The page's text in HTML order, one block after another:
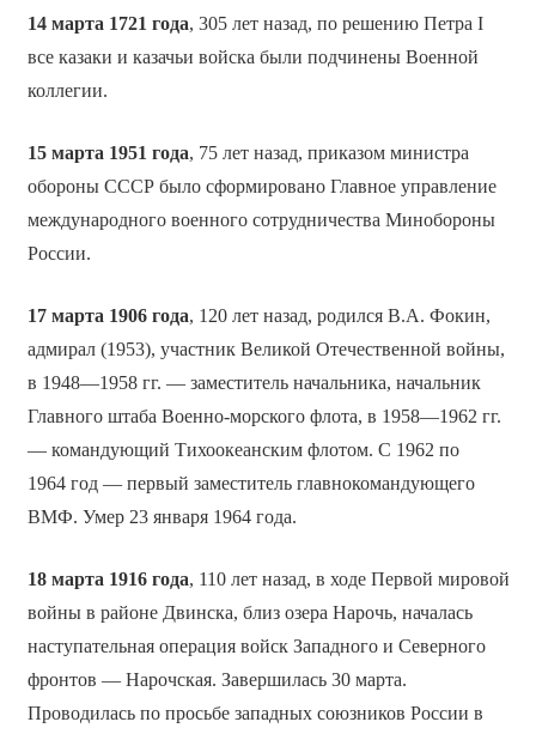
14 марта 1721 года, 305 лет назад, по решению Петра I
все казаки и казачьи войска были подчинены Военной
коллегии.
15 марта 1951 года, 75 лет назад, приказом министра
обороны СССР было сформировано Главное управление
международного военного сотрудничества Минобороны
России.
17 марта 1906 года, 120 лет назад, родился В.А. Фокин,
адмирал (1953), участник Великой Отечественной войны,
в 1948—1958 гг. — заместитель начальника, начальник
Главного штаба Военно-морского флота, в 1958—1962 гг.
— командующий Тихоокеанским флотом. С 1962 по
1964 год — первый заместитель главнокомандующего
ВМФ. Умер 23 января 1964 года.
18 марта 1916 года, 110 лет назад, в ходе Первой мировой
войны в районе Двинска, близ озера Нарочь, началась
наступательная операция войск Западного и Северного
фронтов — Нарочская. Завершилась 30 марта.
Проводилась по просьбе западных союзников России в